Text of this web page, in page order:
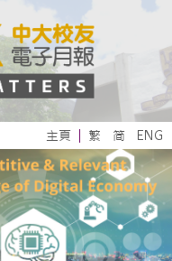
主頁 繁 简 ENG